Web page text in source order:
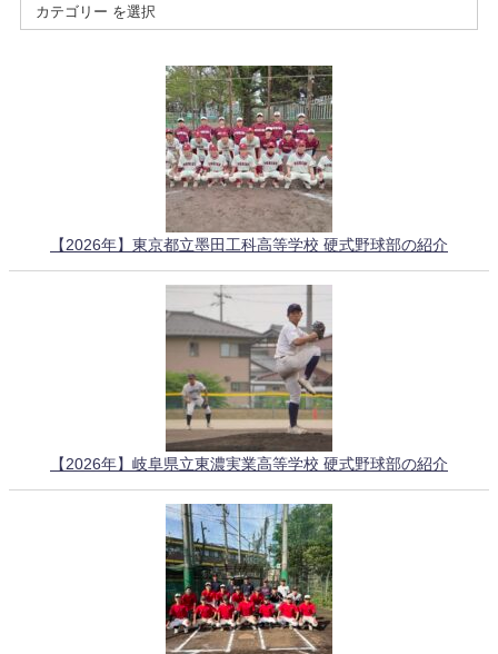
【2026年】東京都立墨田工科高等学校 硬式野球部の紹介
【2026年】岐阜県立東濃実業高等学校 硬式野球部の紹介